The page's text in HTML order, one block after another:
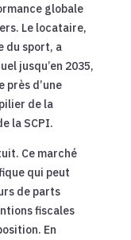
globale
Le locataire,
du sport, a
jusqu’en 2035,
d’une
de la
la SCPI.
Ce marché
qui peut
de parts
fiscales
En